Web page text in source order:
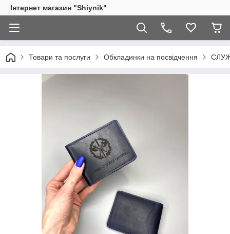
Інтернет магазин "Shiynik"
Товари та послуги Обкладинки на посвідчення